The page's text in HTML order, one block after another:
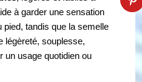
à garder une sensation
tandis que la semelle
légèreté, souplesse,
un usage quotidien ou